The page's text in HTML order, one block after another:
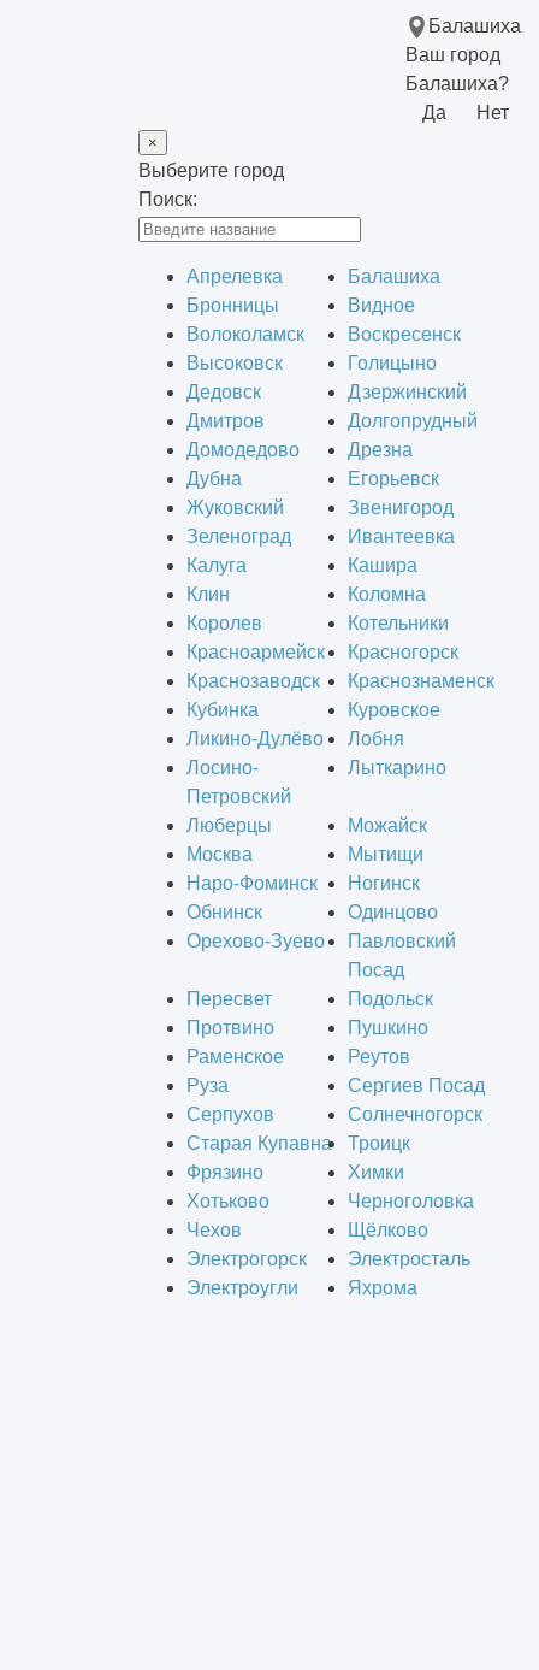
Балашиха
Ваш город
Балашиха?
Да
Нет
×
Выберите город
Поиск:
Апрелевка
Балашиха
Бронницы
Видное
Волоколамск
Воскресенск
Высоковск
Голицыно
Дедовск
Дзержинский
Дмитров
Долгопрудный
Домодедово
Дрезна
Дубна
Егорьевск
Жуковский
Звенигород
Зеленоград
Ивантеевка
Калуга
Кашира
Клин
Коломна
Королев
Котельники
Красноармейск
Красногорск
Краснозаводск
Краснознаменск
Кубинка
Куровское
Ликино-Дулёво
Лобня
Лосино-
Петровский
Лыткарино
Люберцы
Можайск
Москва
Мытищи
Наро-Фоминск
Ногинск
Обнинск
Одинцово
Орехово-Зуево
Павловский
Посад
Пересвет
Подольск
Протвино
Пушкино
Раменское
Реутов
Руза
Сергиев Посад
Серпухов
Солнечногорск
Старая Купавна
Троицк
Фрязино
Химки
Хотьково
Черноголовка
Чехов
Щёлково
Электрогорск
Электросталь
Электроугли
Яхрома